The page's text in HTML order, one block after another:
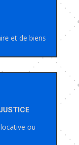
et de biens
ou